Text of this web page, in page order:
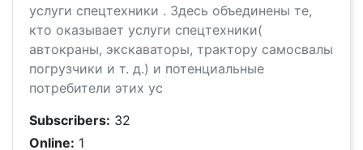
услуги спецтехники . Здесь объединены те,
кто оказывает услуги спецтехники(
автокраны, экскаваторы, трактору самосвалы
погрузчики и т. д.) и потенциальные
потребители этих ус
Subscribers: 32
Online: 1